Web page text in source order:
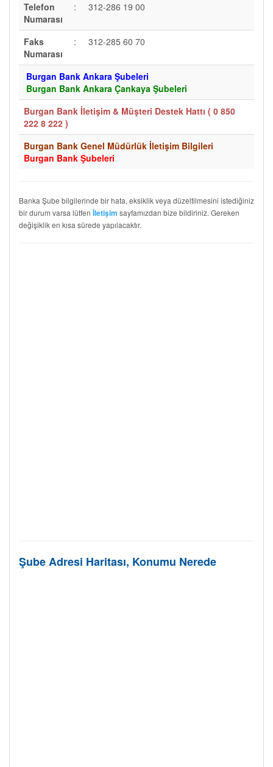
Telefon
Numarası
: 312-286 19 00
Faks
Numarası
: 312-285 60 70
Burgan Bank Ankara Şubeleri
Burgan Bank Ankara Çankaya Şubeleri
Burgan Bank İletişim & Müşteri Destek Hattı ( 0 850
222 8 222 )
Burgan Bank Genel Müdürlük İletişim Bilgileri
Burgan Bank Şubeleri
Banka Şube bilgilerinde bir hata, eksiklik veya düzeltilmesini istediğiniz
bir durum varsa lütfen İletişim sayfamızdan bize bildiriniz. Gereken
değişiklik en kısa sürede yapılacaktır.
Şube Adresi Haritası, Konumu Nerede